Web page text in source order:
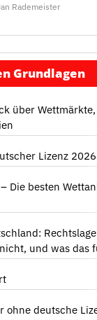
Rademeister
Grundlagen
über Wettmärkte,
Lizenz 2026
Die besten
und was das
ohne deutsche